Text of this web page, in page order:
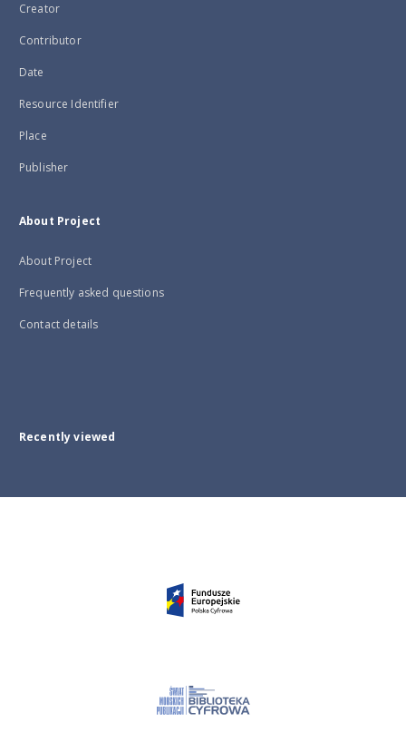
Creator
Contributor
Date
Resource Identifier
Place
Publisher
About Project
About Project
Frequently asked questions
Contact details
Recently viewed